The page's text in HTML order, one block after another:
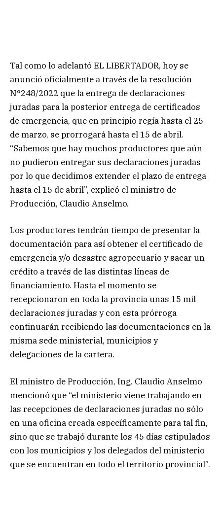
Tal como lo adelantó EL LIBERTADOR, hoy se
anunció oficialmente a través de la resolución
N°248/2022 que la entrega de declaraciones
juradas para la posterior entrega de certificados
de emergencia, que en principio regía hasta el 25
de marzo, se prorrogará hasta el 15 de abril.
“Sabemos que hay muchos productores que aún
no pudieron entregar sus declaraciones juradas
por lo que decidimos extender el plazo de entrega
hasta el 15 de abril”, explicó el ministro de
Producción, Claudio Anselmo.
Los productores tendrán tiempo de presentar la
documentación para así obtener el certificado de
emergencia y/o desastre agropecuario y sacar un
crédito a través de las distintas líneas de
financiamiento. Hasta el momento se
recepcionaron en toda la provincia unas 15 mil
declaraciones juradas y con esta prórroga
continuarán recibiendo las documentaciones en la
misma sede ministerial, municipios y
delegaciones de la cartera.
El ministro de Producción, Ing. Claudio Anselmo
mencionó que “el ministerio viene trabajando en
las recepciones de declaraciones juradas no sólo
en una oficina creada específicamente para tal fin,
sino que se trabajó durante los 45 días estipulados
con los municipios y los delegados del ministerio
que se encuentran en todo el territorio provincial”.